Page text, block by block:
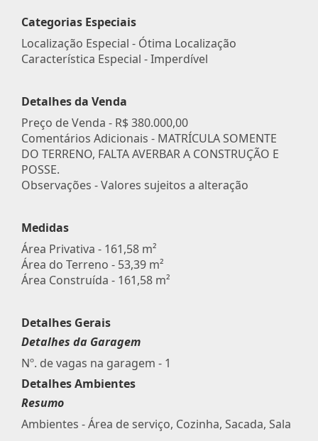
Categorias Especiais
Localização Especial - Ótima Localização
Característica Especial - Imperdível
Detalhes da Venda
Preço de Venda - R$ 380.000,00
Comentários Adicionais - MATRÍCULA SOMENTE
DO TERRENO, FALTA AVERBAR A CONSTRUÇÃO E
POSSE.
Observações - Valores sujeitos a alteração
Medidas
Área Privativa - 161,58 m²
Área do Terreno - 53,39 m²
Área Construída - 161,58 m²
Detalhes Gerais
Detalhes da Garagem
Nº. de vagas na garagem - 1
Detalhes Ambientes
Resumo
Ambientes - Área de serviço, Cozinha, Sacada, Sala